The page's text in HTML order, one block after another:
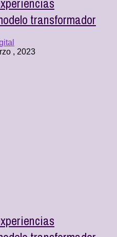
transformador
, 2023